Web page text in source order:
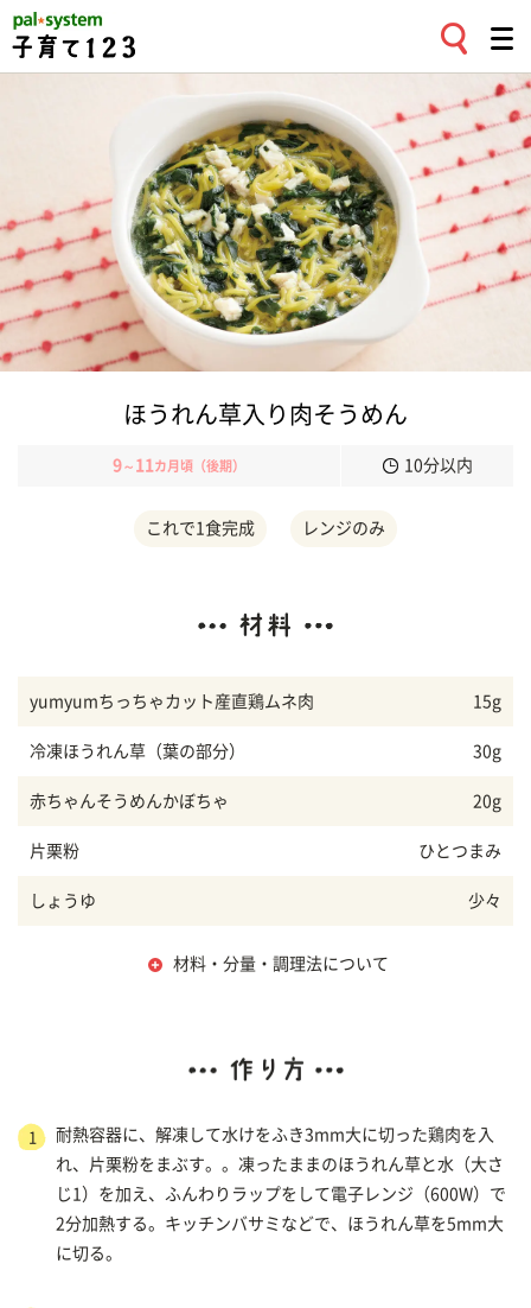
ほうれん草入り肉そうめん
9～ 11 カ月頃（後期） 10分以内
これで1食完成 レンジのみ
yumyumちっちゃカット産直鶏ムネ肉 15g
冷凍ほうれん草（葉の部分） 30g
赤ちゃんそうめんかぼちゃ 20g
片栗粉 ひとつまみ
しょうゆ 少々
材料・分量・調理法について
1
耐熱容器に、解凍して水けをふき3mm大に切った鶏肉を入
れ、片栗粉をまぶす。。凍ったままのほうれん草と水（大さ
じ1）を加え、ふんわりラップをして電子レンジ（600W）で
2分加熱する。キッチンバサミなどで、ほうれん草を5mm大
に切る。